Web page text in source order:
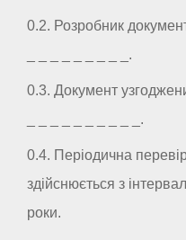
0.2. Розробник
_ _ _ _ _ _ _ _ _.
0.3. Документ
_ _ _ _ _ _ _ _ _ _.
0.4. Періодична
здійснюється з
роки.